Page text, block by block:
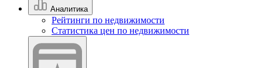
Аналитика
Рейтинги по недвижимости
Статистика цен по недвижимости